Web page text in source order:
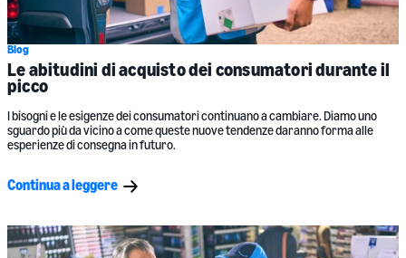
Blog
Le abitudini di acquisto dei consumatori durante il
picco
I bisogni e le esigenze dei consumatori continuano a cambiare. Diamo uno
sguardo più da vicino a come queste nuove tendenze daranno forma alle
esperienze di consegna in futuro.
Continua a leggere